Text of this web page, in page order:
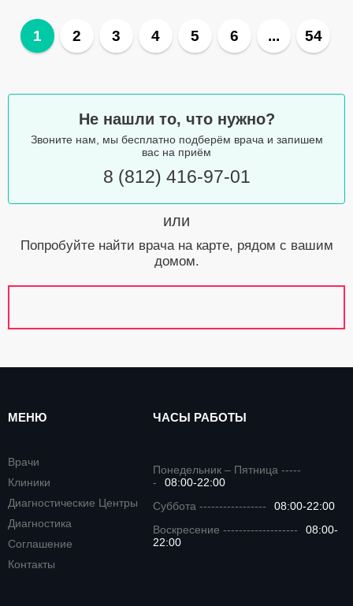
1 2 3 4 5 6 ... 54
Не нашли то, что нужно?
Звоните нам, мы бесплатно подберём врача и запишем
вас на приём
8 (812) 416-97-01
или
Попробуйте найти врача на карте, рядом с вашим
домом.
МЕНЮ
Врачи
Клиники
Диагностические Центры
Диагностика
Соглашение
Контакты
ЧАСЫ РАБОТЫ
Понедельник – Пятница -----
-
08:00-22:00
Суббота -----------------
08:00-22:00
Воскресение -------------------
08:00-
22:00